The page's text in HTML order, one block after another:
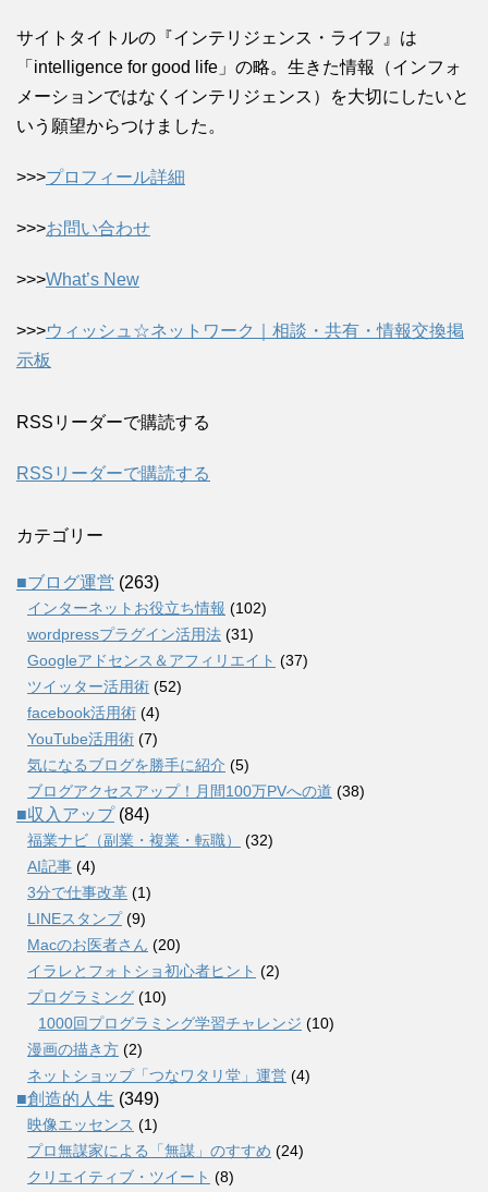
サイトタイトルの『インテリジェンス・ライフ』は
「intelligence for good life」の略。生きた情報（インフォ
メーションではなくインテリジェンス）を大切にしたいと
いう願望からつけました。
>>>プロフィール詳細
>>>お問い合わせ
>>>What’s New
>>>ウィッシュ☆ネットワーク｜相談・共有・情報交換掲
示板
RSSリーダーで購読する
RSSリーダーで購読する
カテゴリー
■ブログ運営 (263)
インターネットお役立ち情報 (102)
wordpressプラグイン活用法 (31)
Googleアドセンス＆アフィリエイト (37)
ツイッター活用術 (52)
facebook活用術 (4)
YouTube活用術 (7)
気になるブログを勝手に紹介 (5)
ブログアクセスアップ！月間100万PVへの道 (38)
■収入アップ(84)
福業ナビ（副業・複業・転職）
(32)
AI記事 (4)
3分で仕事改革 (1)
LINEスタンプ(9)
Macのお医者さん (20)
イラレとフォトショ初心者ヒント (2)
プログラミング (10)
1000回プログラミング学習チャレンジ (10)
漫画の描き方 (2)
ネットショップ「つなワタリ堂」運営 (4)
■創造的人生 (349)
映像エッセンス (1)
プロ無謀家による「無謀」のすすめ (24)
クリエイティブ・ツイート (8)